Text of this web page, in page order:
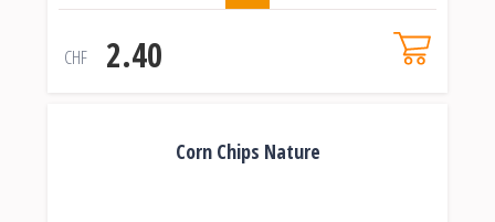
CHF 2.40
Corn Chips Nature